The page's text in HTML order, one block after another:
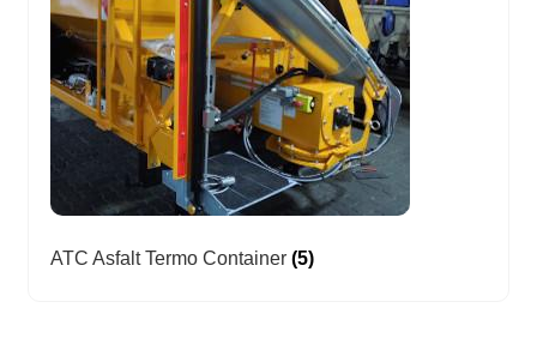
ATC Asfalt Termo Container (5)